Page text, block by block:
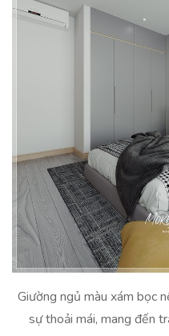
Giường ngủ màu xám bọc
sự thoải mái, mang đến